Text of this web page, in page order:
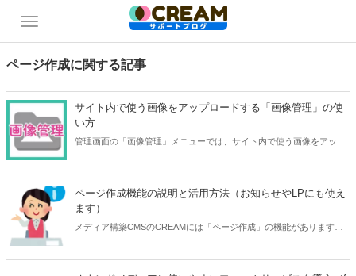
ページ作成に関する記事
サイト内で使う画像をアップロードする「画像管理」の使
い方
管理画面の「画像管理」メニューでは、サイト内で使う画像をアップ
ージ作成で画像を表示するときにも「画像管理」を使います。 「画像
管理」での画像の登録の仕方と便利な使い方をご紹介します。
ページ作成機能の説明と活用方法（お知らせやLPにも使え
ます）
メディア構築CMSのCREAMには「ページ作成」の機能があります。